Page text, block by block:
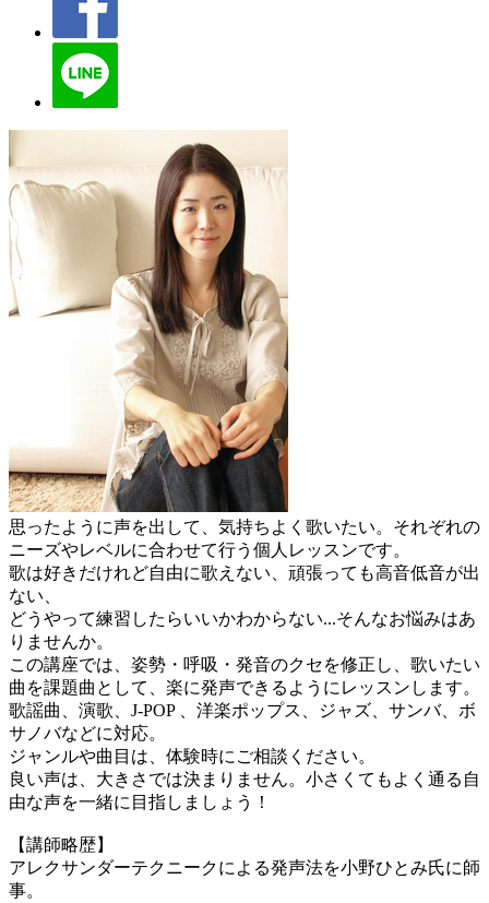
思ったように声を出して、気持ちよく歌いたい。それぞれの
ニーズやレベルに合わせて行う個人レッスンです。
歌は好きだけれど自由に歌えない、頑張っても高音低音が出
ない、
どうやって練習したらいいかわからない...そんなお悩みはあ
りませんか。
この講座では、姿勢・呼吸・発音のクセを修正し、歌いたい
曲を課題曲として、楽に発声できるようにレッスンします。
歌謡曲、演歌、J-POP 、洋楽ポップス、ジャズ、サンバ、ボ
サノバなどに対応。
ジャンルや曲目は、体験時にご相談ください。
良い声は、大きさでは決まりません。小さくてもよく通る自
由な声を一緒に目指しましょう！
【講師略歴】
アレクサンダーテクニークによる発声法を小野ひとみ氏に師
事。